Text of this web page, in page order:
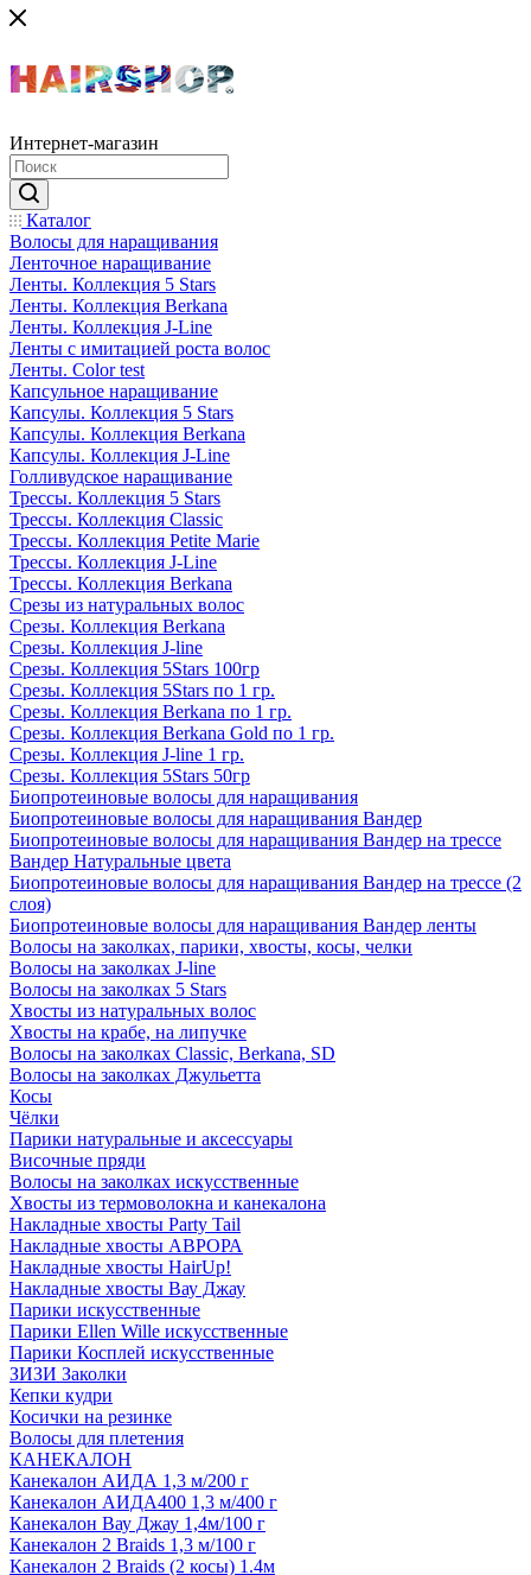
Интернет-магазин
Каталог
Волосы для наращивания
Ленточное наращивание
Ленты. Коллекция 5 Stars
Ленты. Коллекция Berkana
Ленты. Коллекция J-Line
Ленты с имитацией роста волос
Ленты. Color test
Капсульное наращивание
Капсулы. Коллекция 5 Stars
Капсулы. Коллекция Berkana
Капсулы. Коллекция J-Line
Голливудское наращивание
Трессы. Коллекция 5 Stars
Трессы. Коллекция Classic
Трессы. Коллекция Petite Marie
Трессы. Коллекция J-Line
Трессы. Коллекция Berkana
Срезы из натуральных волос
Срезы. Коллекция Berkana
Срезы. Коллекция J-line
Срезы. Коллекция 5Stars 100гр
Срезы. Коллекция 5Stars по 1 гр.
Срезы. Коллекция Berkana по 1 гр.
Срезы. Коллекция Berkana Gold по 1 гр.
Срезы. Коллекция J-line 1 гр.
Срезы. Коллекция 5Stars 50гр
Биопротеиновые волосы для наращивания
Биопротеиновые волосы для наращивания Вандер
Биопротеиновые волосы для наращивания Вандер на трессе
Вандер Натуральные цвета
Биопротеиновые волосы для наращивания Вандер на трессе (2
слоя)
Биопротеиновые волосы для наращивания Вандер ленты
Волосы на заколках, парики, хвосты, косы, челки
Волосы на заколках J-line
Волосы на заколках 5 Stars
Хвосты из натуральных волос
Хвосты на крабе, на липучке
Волосы на заколках Classic, Berkana, SD
Волосы на заколках Джульетта
Косы
Чёлки
Парики натуральные и аксессуары
Височные пряди
Волосы на заколках искусственные
Хвосты из термоволокна и канекалона
Накладные хвосты Party Tail
Накладные хвосты АВРОРА
Накладные хвосты HairUp!
Накладные хвосты Вау Джау
Парики искусственные
Парики Ellen Wille искусственные
Парики Косплей искусственные
ЗИЗИ Заколки
Кепки кудри
Косички на резинке
Волосы для плетения
КАНЕКАЛОН
Канекалон АИДА 1,3 м/200 г
Канекалон АИДА400 1,3 м/400 г
Канекалон Вау Джау 1,4м/100 г
Канекалон 2 Braids 1,3 м/100 г
Канекалон 2 Braids (2 косы) 1.4м